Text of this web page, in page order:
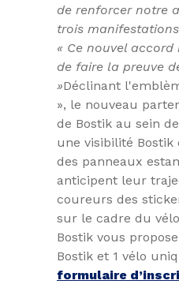
de renforcer notre
trois
« Ce nouvel
de faire la preuve
»Déclinant
», le nouveau
de Bostik au sein
une visibilité
des panneaux
anticipent leur
coureurs des
sur le cadre du vélo
Bostik vous
Bostik et 1 vélo
formulaire